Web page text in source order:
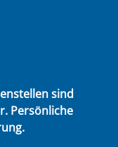
sind
Persönliche